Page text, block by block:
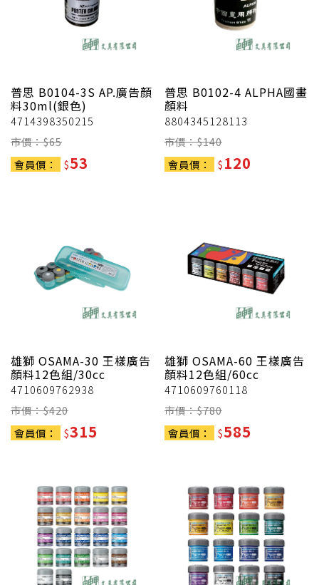
普思 B0104-3S AP.廣告顏
料30ml(銀色)
4714398350215
市價：$65
會員價：
$53
普思 B0102-4 ALPHA國畫
顏料
8804345128113
市價：$140
會員價：
$120
雄獅 OSAMA-30 王樣廣告
顏料12色組/30cc
4710609762938
市價：$420
會員價：
$315
雄獅 OSAMA-60 王樣廣告
顏料12色組/60cc
4710609760118
市價：$780
會員價：
$585